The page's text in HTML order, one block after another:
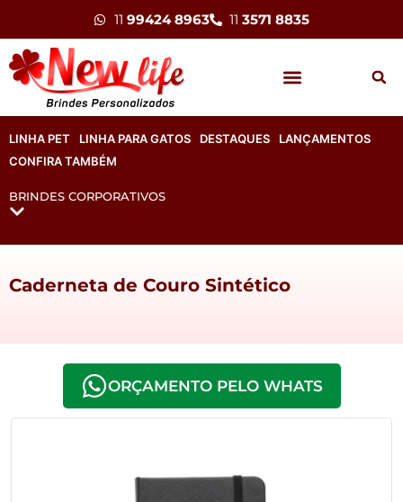
11 99424 8963 11 3571 8835
LINHA PET LINHA PARA GATOS DESTAQUES
LANÇAMENTOS
CONFIRA TAMBÉM
BRINDES CORPORATIVOS
Caderneta de Couro Sintético
ORÇAMENTO PELO WHATS